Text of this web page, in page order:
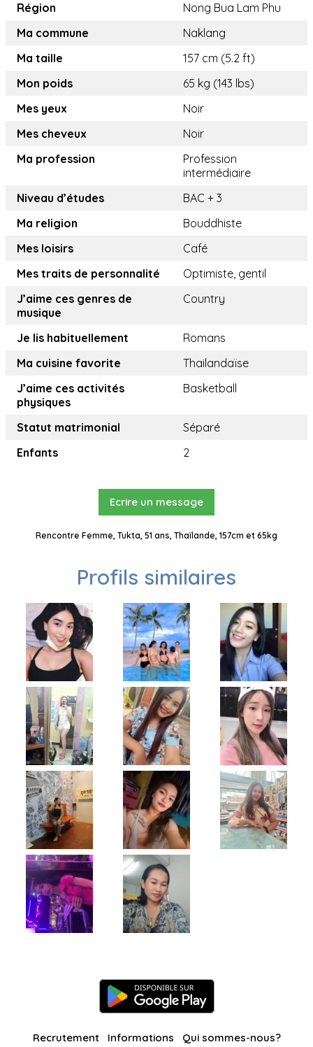
Région
Nong Bua Lam Phu
Ma commune
Naklang
Ma taille
157 cm (5.2 ft)
Mon poids
65 kg (143 lbs)
Mes yeux
Noir
Mes cheveux
Noir
Ma profession
Profession
intermédiaire
Niveau d’études
BAC + 3
Ma religion
Bouddhiste
Mes loisirs
Café
Mes traits de personnalité
Optimiste, gentil
J’aime ces genres de
musique
Country
Je lis habituellement
Romans
Ma cuisine favorite
Thailandaïse
J’aime ces activités
physiques
Basketball
Statut matrimonial
Séparé
Enfants
2
Ecrire un message
Rencontre Femme, Tukta, 51 ans, Thaïlande, 157cm et 65kg
Profils similaires
Recrutement Informations Qui sommes-nous?